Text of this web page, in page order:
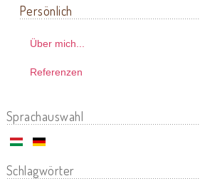
Persönlich
Über mich...
Referenzen
Sprachauswahl
Schlagwörter